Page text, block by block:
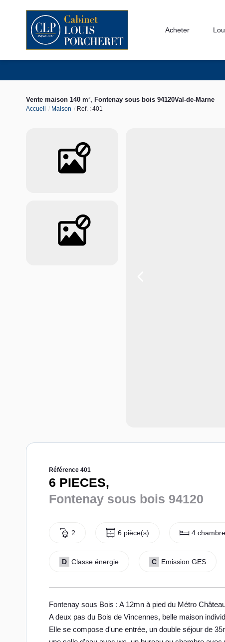
Acheter
Vente maison 140 m², Fontenay sous bois 94120Val-de-Marne
Accueil Maison Ref. : 401
Référence 401
6 PIECES,
Fontenay sous bois 94120
2 6 pièce(s) 4
D Classe énergie C Emission GES
Fontenay sous Bois : A 12mn à pied du Métro
A deux pas du Bois de Vincennes, belle maison
Elle se compose d'une entrée, un double séjour de